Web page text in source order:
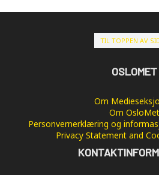
TIL TOPPEN AV
OSLOMET
Om
Om OsloMet
Personvernerklæring og
Privacy Statement and